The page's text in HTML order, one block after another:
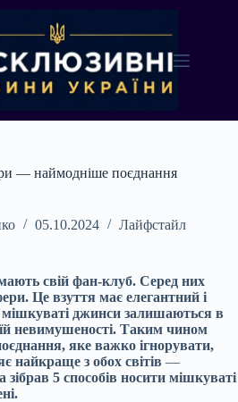
— наймодніше поєднання
05.10.2024 Лайфстайл
свій фан-клуб. Серед них
Це взуття має елегантний і
мішкуваті джинси залишаються в
невимушеності. Таким чином
яке важко ігнорувати,
найкраще з обох світів —
5 способів носити мішкуваті